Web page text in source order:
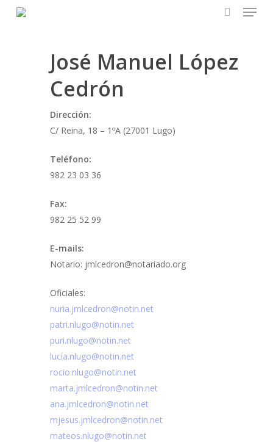
Menu
José Manuel López
Cedrón
Dirección:
C/ Reina, 18 – 1ºA (27001 Lugo)
Teléfono:
982 23 03 36
Fax:
982 25 52 99
E-mails:
Notario: jmlcedron@notariado.org
Oficiales:
nuria.jmlcedron@notin.net
patri.nlugo@notin.net
puri.nlugo@notin.net
lucia.nlugo@notin.net
rocio.nlugo@notin.net
marta.jmlcedron@notin.net
ana.jmlcedron@notin.net
mjesus.jmlcedron@notin.net
mateos.nlugo@notin.net